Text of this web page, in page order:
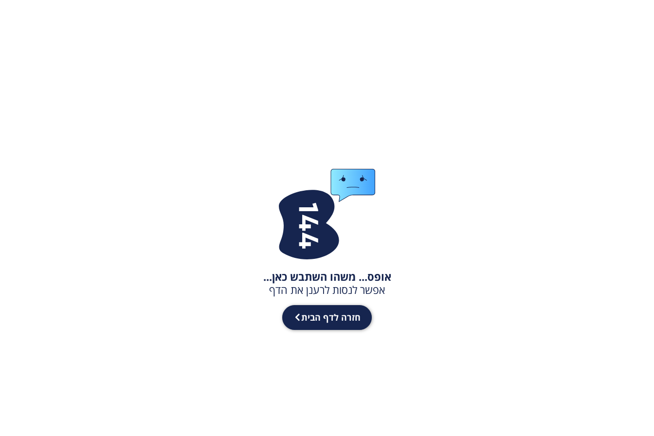
אופס... משהו השתבש כאן...
אפשר לנסות לרענן את הדף
חזרה לדף הבית